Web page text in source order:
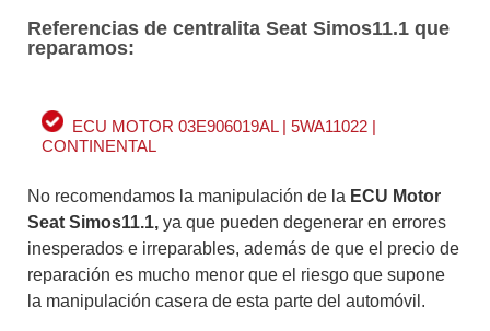
Referencias de centralita Seat Simos11.1 que
reparamos:
ECU MOTOR 03E906019AL | 5WA11022 |
CONTINENTAL
No recomendamos la manipulación de la ECU Motor
Seat Simos11.1, ya que pueden degenerar en errores
inesperados e irreparables, además de que el precio de
reparación es mucho menor que el riesgo que supone
la manipulación casera de esta parte del automóvil.